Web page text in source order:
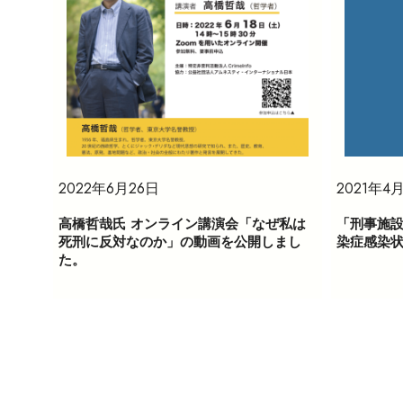
2022年6月26日
高橋哲哉氏 オンライン講演会「なぜ私は
死刑に反対なのか」の動画を公開しまし
た。
2021年4
「刑事施
染症感染